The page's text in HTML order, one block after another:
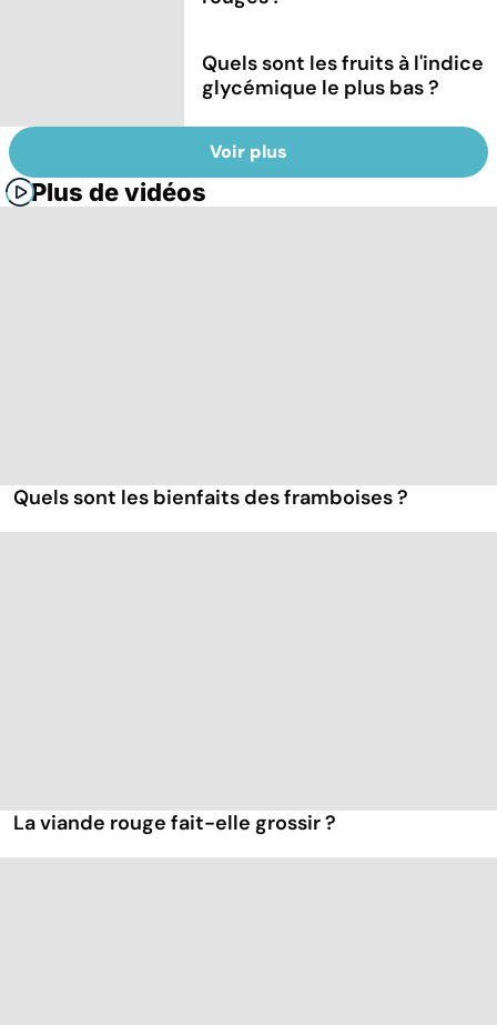
Quels sont les fruits à l'indice
glycémique le plus bas ?
Voir plus
Plus de vidéos
Quels sont les bienfaits des framboises ?
La viande rouge fait-elle grossir ?